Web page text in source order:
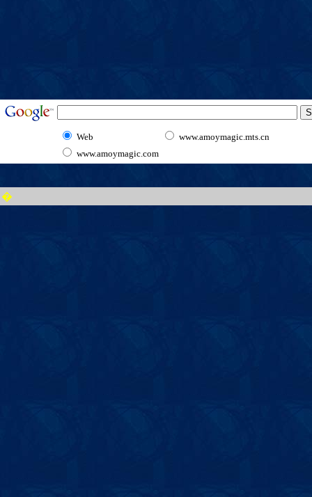
Web
www.amoymagic.mts.cn
www.amoymagic.com
�